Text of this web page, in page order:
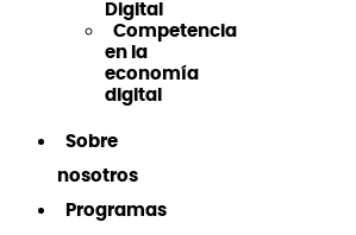
Digital
Competencia
en la
economía
digital
Sobre
nosotros
Programas